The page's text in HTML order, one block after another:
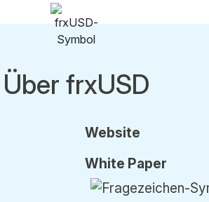
Über frxUSD
Website
White Paper